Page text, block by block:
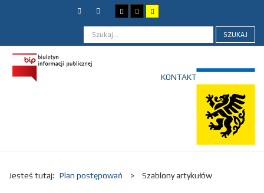
SZUKAJ
KONTAKT
Jesteś tutaj: Plan postępowań > Szablony artykułów